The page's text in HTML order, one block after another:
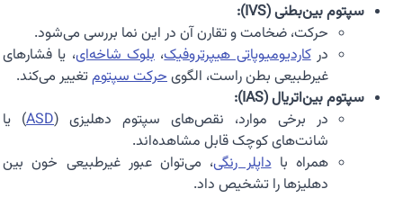
سپتوم بین‌بطنی (IVS):
حرکت، ضخامت و تقارن آن در این نما بررسی می‌شود.
درکاردیومیوپاتی هیپرتروفیک، بلوک شاخه‌ای، یا فشارهای
غیرطبیعی بطن راست، الگویحرکت سپتومتغییر می‌کند.
سپتوم بین‌اتریال (IAS):
در برخی موارد، نقص‌های سپتوم دهلیزی (ASD) یا
شانت‌های کوچک قابل مشاهده‌اند.
همراه باداپلر رنگی، می‌توان عبور غیرطبیعی خون بین
دهلیزها را تشخیص داد.